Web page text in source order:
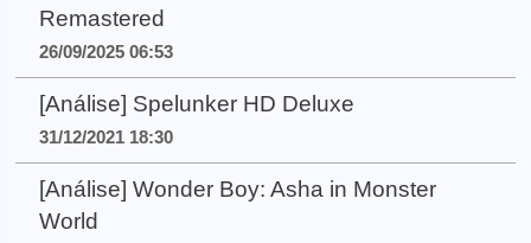
Remastered
26/09/2025 06:53
[Análise] Spelunker HD Deluxe
31/12/2021 18:30
[Análise] Wonder Boy: Asha in Monster
World